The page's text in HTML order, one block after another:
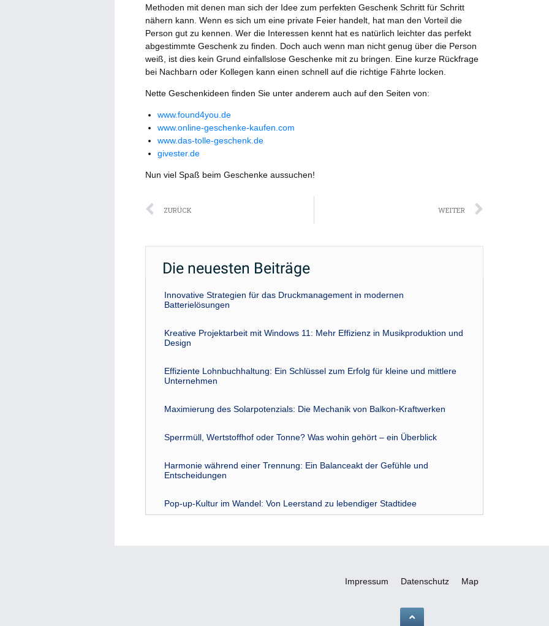
Methoden mit denen man sich der Idee zum perfekten Geschenk Schritt für Schritt
nähern kann. Wenn es sich um eine private Feier handelt, hat man den Vorteil die
Person gut zu kennen. Wer die Interessen kennt hat es natürlich leichter das perfekt
abgestimmte Geschenk zu finden. Doch auch wenn man nicht genug über die Person
weiß, ist dies kein Grund einfallslose Geschenke mit zu bringen. Eine kurze Rückfrage
bei Nachbarn oder Kollegen kann einen schnell auf die richtige Fährte locken.
Nette Geschenkideen finden Sie unter anderem auch auf den Seiten von:
www.found4you.de
www.online-geschenke-kaufen.com
www.das-tolle-geschenk.de
givester.de
Nun viel Spaß beim Geschenke aussuchen!
Zurück
ZURÜCK WEITER
Die neuesten Beiträge
Innovative Strategien für das Druckmanagement in modernen
Batterielösungen
Kreative Projektarbeit mit Windows 11: Mehr Effizienz in Musikproduktion und
Design
Effiziente Lohnbuchhaltung: Ein Schlüssel zum Erfolg für kleine und mittlere
Unternehmen
Maximierung des Solarpotenzials: Die Mechanik von Balkon-Kraftwerken
Sperrmüll, Wertstoffhof oder Tonne? Was wohin gehört – ein Überblick
Harmonie während einer Trennung: Ein Balanceakt der Gefühle und
Entscheidungen
Pop-up-Kultur im Wandel: Von Leerstand zu lebendiger Stadtidee
Impressum Datenschutz Map